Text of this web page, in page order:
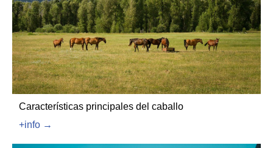
Características principales del caballo
+info →